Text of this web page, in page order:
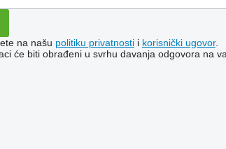
na našu politiku privatnostii korisnički ugovor.
će biti obrađeni u svrhu davanja odgovora na